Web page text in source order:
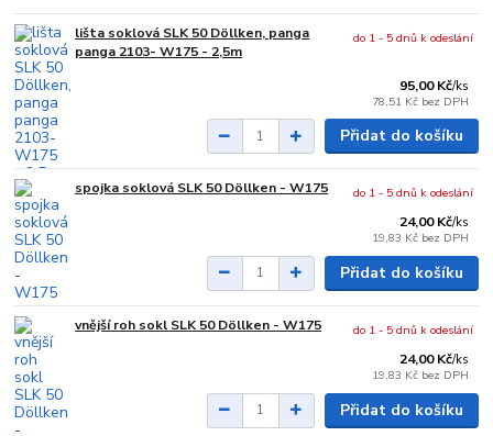
lišta soklová SLK 50 Döllken, panga
panga 2103- W175 - 2,5m
95,00 Kč/ks
78,51 Kč bez DPH
do 1 - 5 dnů k odeslání
Přidat do košíku
spojka soklová SLK 50 Döllken - W175
24,00 Kč/ks
19,83 Kč bez DPH
do 1 - 5 dnů k odeslání
Přidat do košíku
vnější roh sokl SLK 50 Döllken - W175
24,00 Kč/ks
19,83 Kč bez DPH
do 1 - 5 dnů k odeslání
Přidat do košíku